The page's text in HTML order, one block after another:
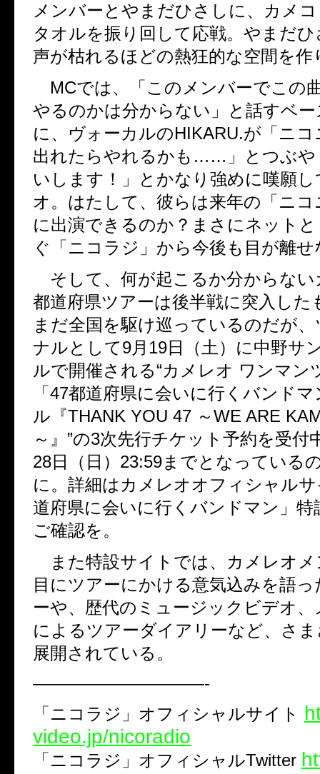
メンバーとやまだひさしに、カメ
タオルを振り回して応戦。やまだ
声が枯れるほどの熱狂的な空間を作
MCでは、「このメンバーでこの
やるのかは分からない」と話すベー
に、ヴォーカルのHIKARU.が「ニ
出れたらやれるかも……」とつぶや
いします！」とかなり強めに嘆願
オ。はたして、彼らは来年の「ニコ
に出演できるのか？まさにネット
ぐ「ニコラジ」から今後も目が離せ
そして、何が起こるか分からない
都道府県ツアーは後半戦に突入した
まだ全国を駆け巡っているのだが
ナルとして9月19日（土）に中野サ
ルで開催される“カメレオ ワンマン
「47都道府県に会いに行くバンド
ル『THANK YOU 47 ～WE ARE
～』”の3次先行チケット予約を受付
28日（日）23:59までとなっている
に。詳細はカメレオオフィシャル
道府県に会いに行くバンドマン」
ご確認を。
また特設サイトでは、カメレオメ
目にツアーにかける意気込みを語
ーや、歴代のミュージックビデオ
によるツアーダイアリーなど、さ
展開されている。
——————————-
「ニコラジ」オフィシャルサイト
video.jp/nicoradio
「ニコラジ」オフィシャルTwitter